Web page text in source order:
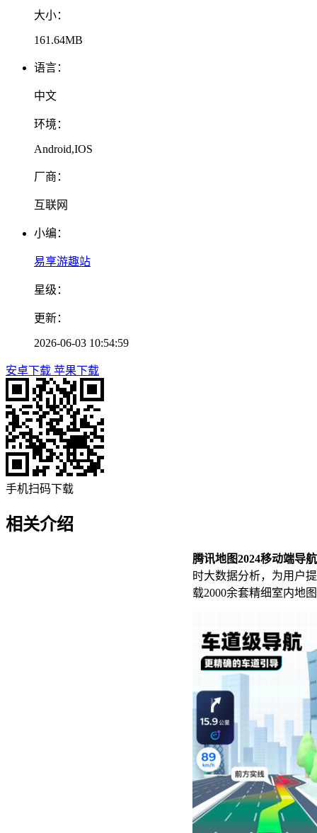
大小：
161.64MB
语言：
中文
环境：
Android,IOS
厂商：
互联网
小编：
易享游趣站
星级：
更新：
2026-06-03 10:54:59
安卓下载 苹果下载
手机扫码下载
相关介绍
腾讯地图2024移动端导
时大数据分析，为用户
载2000余套精细室内地